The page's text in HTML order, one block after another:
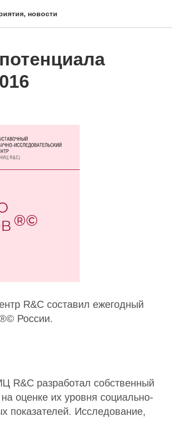
новости
R&C составил ежегодный
России.
R&C разработал собственный
оценке их уровня социально-
показателей. Исследование,